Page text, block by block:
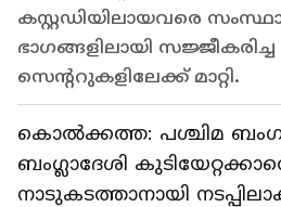
കസ്റ്റഡിയിലായവരെ
ഭാഗങ്ങളിലായി
സെൻ്ററുകളിലേക്ക് മാറ്റി.
കൊൽക്കത്ത: പശ്ചിമ
ബംഗ്ലാദേശി
നാടുകടത്താനായി